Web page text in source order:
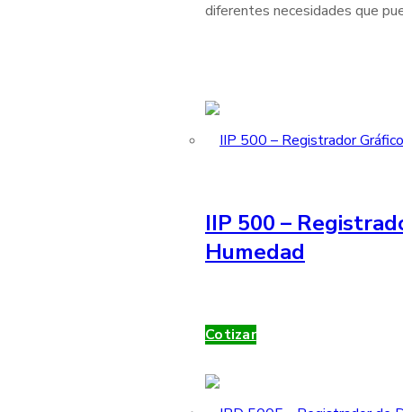
diferentes necesidades que
IIP 500 –
Humedad
Cotizar